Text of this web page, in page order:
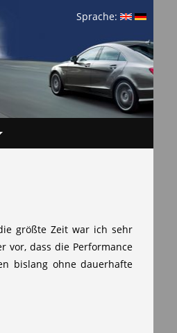
Sprache:
größte Zeit war ich sehr
vor, dass die Performance
bislang ohne dauerhafte